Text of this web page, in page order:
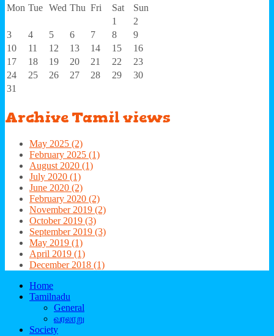
Mon Tue Wed Thu Fri Sat
Sun
1
2
3
4 5 6 7 8
9
10
11 12 13 14 15
16
17
18 19 20 21 22
23
24
25 26 27 28 29
30
31
Archive Tamil views
May 2025 (2)
February 2025 (1)
August 2020 (1)
July 2020 (1)
June 2020 (2)
February 2020 (2)
November 2019 (2)
October 2019 (3)
September 2019 (3)
May 2019 (1)
April 2019 (1)
December 2018 (1)
Home
Tamilnadu
General
வரலாறு
Society